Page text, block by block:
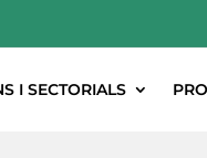
I SECTORIALS